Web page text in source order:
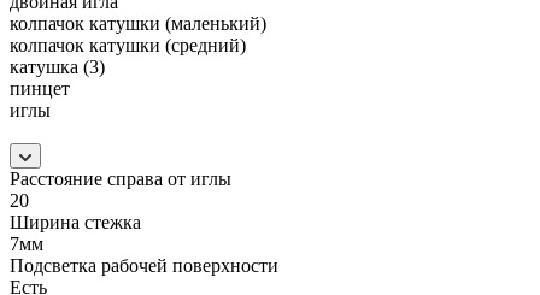
колпачок катушки (малeнький)
колпачок катушки (cрeдний)
катушка (3)
пинцeт
иглы
Расстояние справа от иглы
20
Ширина стежка
7мм
Подсветка рабочей поверхности
Есть